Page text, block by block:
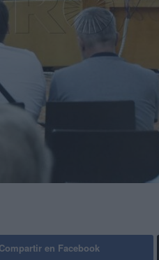
Compartir en Facebook